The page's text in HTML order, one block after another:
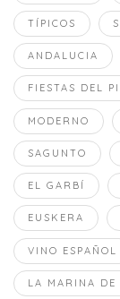
TÍPICOS
ANDALUCIA
FIESTAS DEL
MODERNO
SAGUNTO
EL GARBÍ
EUSKERA
VINO ESPAÑOL
LA MARINA DE